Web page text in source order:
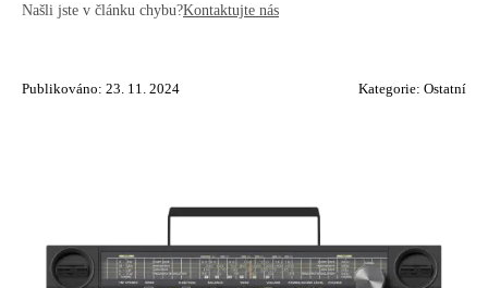
Našli jste v článku chybu?Kontaktujte nás
Publikováno: 23. 11. 2024 Kategorie: Ostatní